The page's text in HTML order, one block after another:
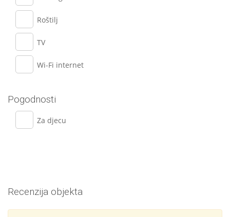
Roštilj
TV
Wi-Fi internet
Pogodnosti
Za djecu
Recenzija objekta